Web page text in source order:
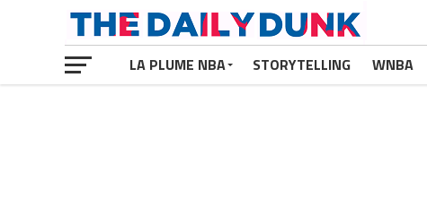
LA PLUME NBA STORYTELLING WNBA